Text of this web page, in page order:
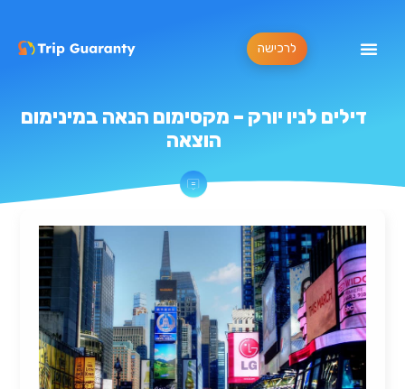
לרכישה
דילים לניו יורק – מקסימום הנאה במינימום
הוצאה